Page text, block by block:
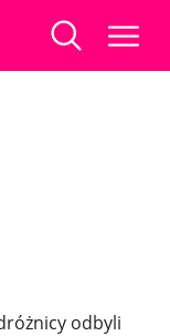
odbyli